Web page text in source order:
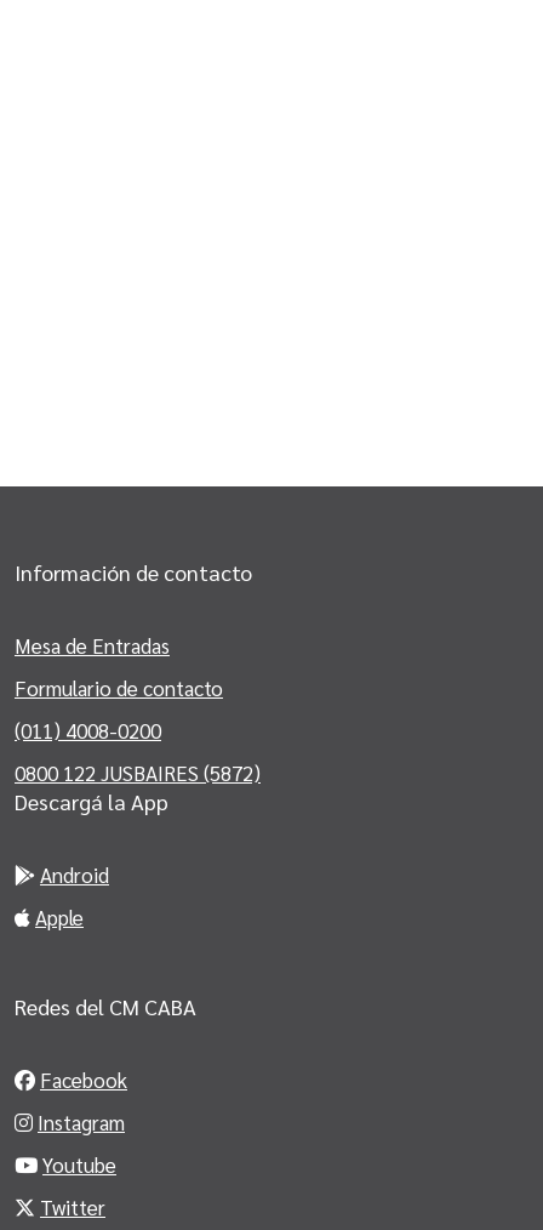
Información de contacto
Mesa de Entradas
Formulario de contacto
(011) 4008-0200
0800 122 JUSBAIRES (5872)
Descargá la App
Android
Apple
Redes del CM CABA
Facebook
Instagram
Youtube
Twitter